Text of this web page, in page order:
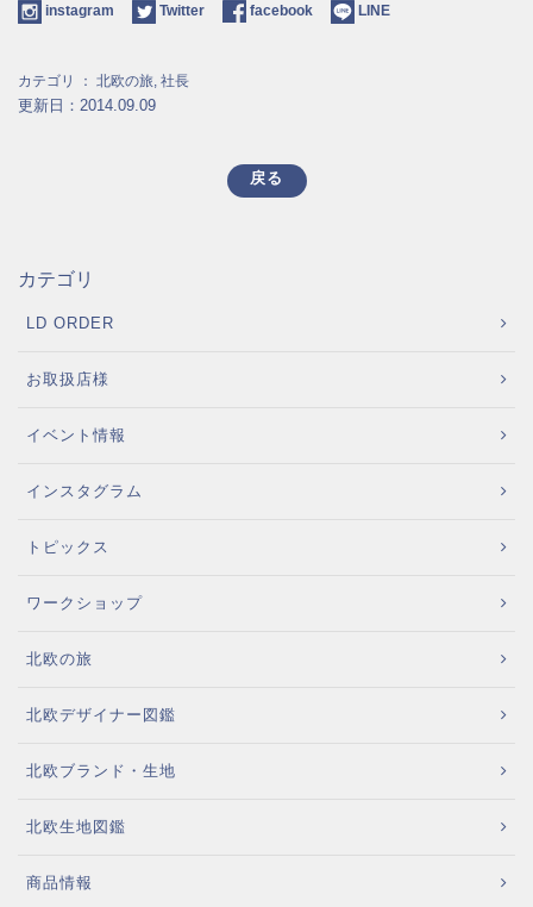
instagram Twitter facebook LINE
カテゴリ ： 北欧の旅 社長
更新日：2014.09.09
戻る
カテゴリ
LD ORDER
お取扱店様
イベント情報
インスタグラム
トピックス
ワークショップ
北欧の旅
北欧デザイナー図鑑
北欧ブランド・生地
北欧生地図鑑
商品情報